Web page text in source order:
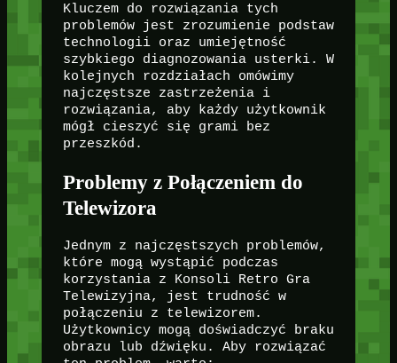
Kluczem do rozwiązania tych
problemów jest zrozumienie podstaw
technologii oraz umiejętność
szybkiego diagnozowania usterki. W
kolejnych rozdziałach omówimy
najczęstsze zastrzeżenia i
rozwiązania, aby każdy użytkownik
mógł cieszyć się grami bez
przeszkód.
Problemy z Połączeniem do
Telewizora
Jednym z najczęstszych problemów,
które mogą wystąpić podczas
korzystania z Konsoli Retro Gra
Telewizyjna, jest trudność w
połączeniu z telewizorem.
Użytkownicy mogą doświadczyć braku
obrazu lub dźwięku. Aby rozwiązać